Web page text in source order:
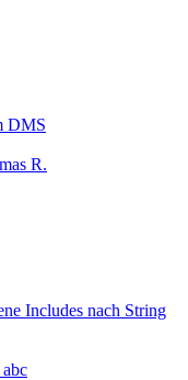
DMS
R.
Includes nach String